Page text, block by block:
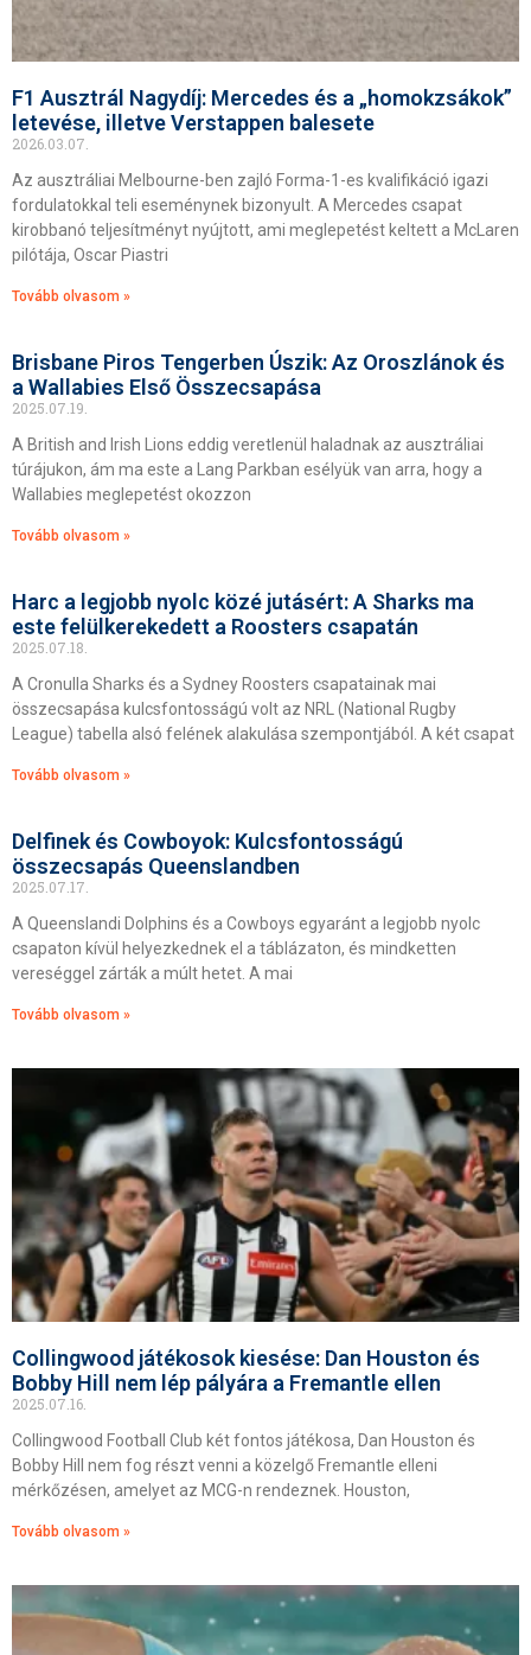
F1 Ausztrál Nagydíj: Mercedes és a „homokzsákok”
letevése, illetve Verstappen balesete
2026.03.07.
Az ausztráliai Melbourne-ben zajló Forma-1-es kvalifikáció igazi
fordulatokkal teli eseménynek bizonyult. A Mercedes csapat
kirobbanó teljesítményt nyújtott, ami meglepetést keltett a McLaren
pilótája, Oscar Piastri
Tovább olvasom »
Brisbane Piros Tengerben Úszik: Az Oroszlánok és
a Wallabies Első Összecsapása
2025.07.19.
A British and Irish Lions eddig veretlenül haladnak az ausztráliai
túrájukon, ám ma este a Lang Parkban esélyük van arra, hogy a
Wallabies meglepetést okozzon
Tovább olvasom »
Harc a legjobb nyolc közé jutásért: A Sharks ma
este felülkerekedett a Roosters csapatán
2025.07.18.
A Cronulla Sharks és a Sydney Roosters csapatainak mai
összecsapása kulcsfontosságú volt az NRL (National Rugby
League) tabella alsó felének alakulása szempontjából. A két csapat
Tovább olvasom »
Delfinek és Cowboyok: Kulcsfontosságú
összecsapás Queenslandben
2025.07.17.
A Queenslandi Dolphins és a Cowboys egyaránt a legjobb nyolc
csapaton kívül helyezkednek el a táblázaton, és mindketten
vereséggel zárták a múlt hetet. A mai
Tovább olvasom »
Collingwood játékosok kiesése: Dan Houston és
Bobby Hill nem lép pályára a Fremantle ellen
2025.07.16.
Collingwood Football Club két fontos játékosa, Dan Houston és
Bobby Hill nem fog részt venni a közelgő Fremantle elleni
mérkőzésen, amelyet az MCG-n rendeznek. Houston,
Tovább olvasom »